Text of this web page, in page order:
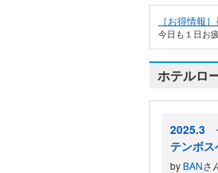
［お得情報
今日も１日お
ホテルロ
2025.3
テンボス
by BANさ